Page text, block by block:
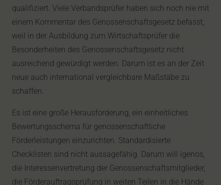
qualifiziert. Viele Verbandsprüfer haben sich noch nie mit
einem Kommentar des Genossenschaftsgesetz befasst,
weil in der Ausbildung zum Wirtschaftsprüfer die
Besonderheiten des Genossenschaftsgesetz nicht
ausreichend gewürdigt werden. Darum ist es an der Zeit
neue auch international vergleichbare Maßstäbe zu
schaffen.
Es ist eine große Herausforderung, ein einheitliches
Bewertungsschema für genossenschaftliche
Förderleistungen einzurichten. Standardisierte
Checklisten sind nicht aussagefähig. Darum will igenos,
die Interessenvertretung der Genossenschaftsmitglieder,
die Förderauftragsprüfung in weiten Teilen in die Hände